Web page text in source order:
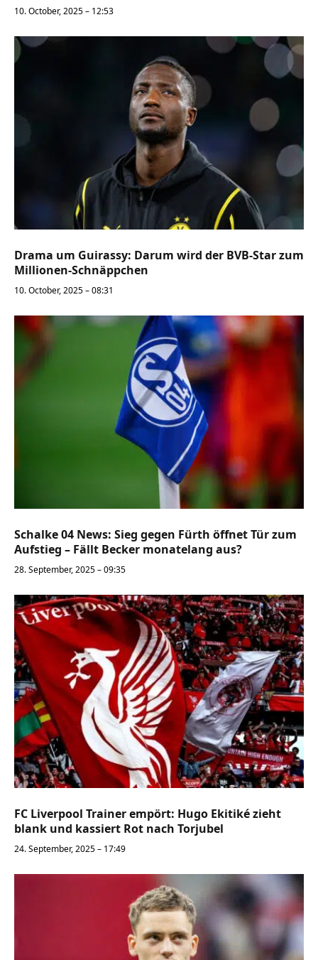
10. October, 2025 – 12:53
Drama um Guirassy: Darum wird der BVB-Star zum
Millionen-Schnäppchen
10. October, 2025 – 08:31
Schalke 04 News: Sieg gegen Fürth öffnet Tür zum
Aufstieg – Fällt Becker monatelang aus?
28. September, 2025 – 09:35
FC Liverpool Trainer empört: Hugo Ekitiké zieht
blank und kassiert Rot nach Torjubel
24. September, 2025 – 17:49